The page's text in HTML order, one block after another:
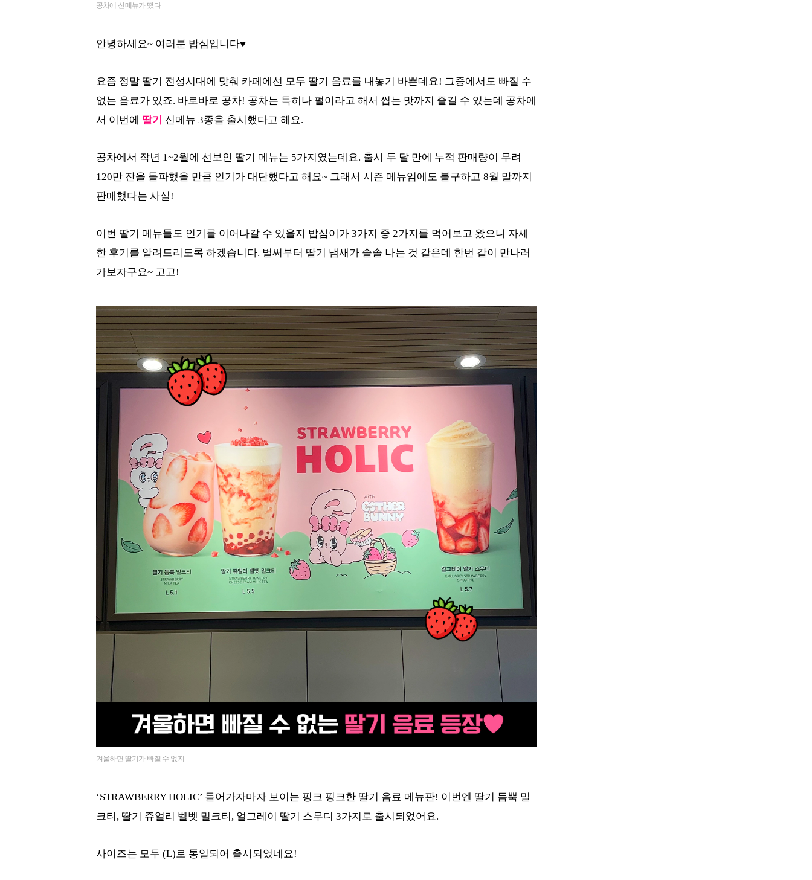
공차에 신메뉴가 떴다
안녕하세요~ 여러분 밥심입니다♥
요즘 정말 딸기 전성시대에 맞춰 카페에선 모두 딸기 음료를 내놓기 바쁜데요! 그중에서도 빠질 수
없는 음료가 있죠. 바로바로 공차! 공차는 특히나 펄이라고 해서 씹는 맛까지 즐길 수 있는데 공차에
서 이번에 딸기 신메뉴 3종을 출시했다고 해요.
공차에서 작년 1~2월에 선보인 딸기 메뉴는 5가지였는데요. 출시 두 달 만에 누적 판매량이 무려
120만 잔을 돌파했을 만큼 인기가 대단했다고 해요~ 그래서 시즌 메뉴임에도 불구하고 8월 말까지
판매했다는 사실!
이번 딸기 메뉴들도 인기를 이어나갈 수 있을지 밥심이가 3가지 중 2가지를 먹어보고 왔으니 자세
한 후기를 알려드리도록 하겠습니다. 벌써부터 딸기 냄새가 솔솔 나는 것 같은데 한번 같이 만나러
가보자구요~ 고고!
겨울하면 딸기가 빠질 수 없지
‘STRAWBERRY HOLIC’ 들어가자마자 보이는 핑크 핑크한 딸기 음료 메뉴판! 이번엔 딸기 듬뿍 밀
크티, 딸기 쥬얼리 벨벳 밀크티, 얼그레이 딸기 스무디 3가지로 출시되었어요.
사이즈는 모두 (L)로 통일되어 출시되었네요!